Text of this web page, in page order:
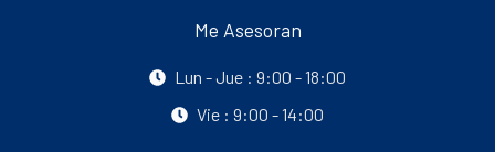
Me Asesoran
Lun - Jue : 9:00 - 18:00
Vie : 9:00 - 14:00